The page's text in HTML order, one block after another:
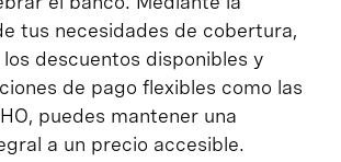
tus necesidades de cobertura,
descuentos disponibles y
de pago flexibles como las
puedes mantener una
a un precio accesible.